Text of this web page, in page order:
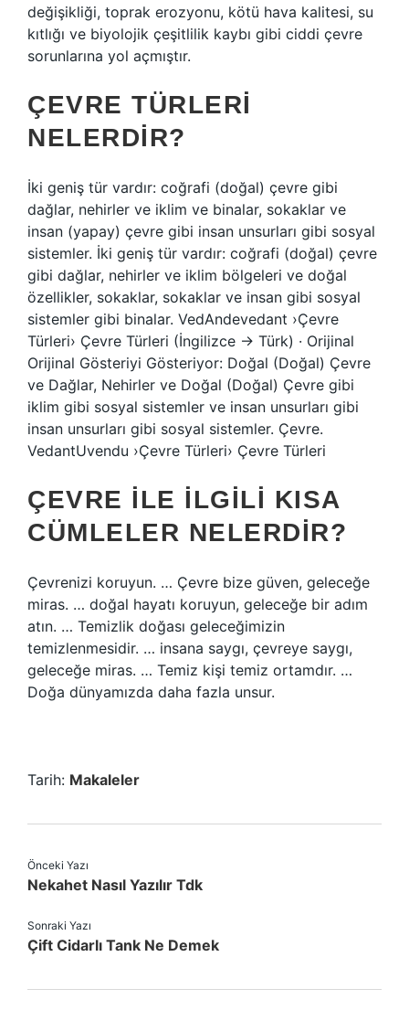
değişikliği, toprak erozyonu, kötü hava kalitesi, su
kıtlığı ve biyolojik çeşitlilik kaybı gibi ciddi çevre
sorunlarına yol açmıştır.
ÇEVRE TÜRLERI
NELERDIR?
İki geniş tür vardır: coğrafi (doğal) çevre gibi
dağlar, nehirler ve iklim ve binalar, sokaklar ve
insan (yapay) çevre gibi insan unsurları gibi sosyal
sistemler. İki geniş tür vardır: coğrafi (doğal) çevre
gibi dağlar, nehirler ve iklim bölgeleri ve doğal
özellikler, sokaklar, sokaklar ve insan gibi sosyal
sistemler gibi binalar. VedAndevedant ›Çevre
Türleri› Çevre Türleri (İngilizce → Türk) · Orijinal
Orijinal Gösteriyi Gösteriyor: Doğal (Doğal) Çevre
ve Dağlar, Nehirler ve Doğal (Doğal) Çevre gibi
iklim gibi sosyal sistemler ve insan unsurları gibi
insan unsurları gibi sosyal sistemler. Çevre.
VedantUvendu ›Çevre Türleri› Çevre Türleri
ÇEVRE ILE ILGILI KISA
CÜMLELER NELERDIR?
Çevrenizi koruyun. … Çevre bize güven, geleceğe
miras. … doğal hayatı koruyun, geleceğe bir adım
atın. … Temizlik doğası geleceğimizin
temizlenmesidir. … insana saygı, çevreye saygı,
geleceğe miras. … Temiz kişi temiz ortamdır. …
Doğa dünyamızda daha fazla unsur.
Tarih: Makaleler
Önceki Yazı
Nekahet Nasıl Yazılır Tdk
Sonraki Yazı
Çift Cidarlı Tank Ne Demek